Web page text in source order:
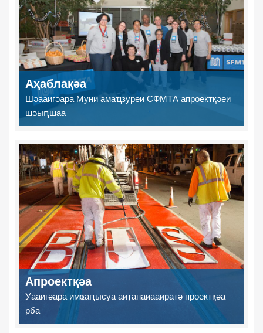
Аҳаблақәа
Шәааигәара Муни амаҵзуреи СФМТА апроектқәеи
шәыԥшаа
Апроектқәа
Уааигәара имҩаԥысуа аиҭанаиааиратә проектқәа
рба